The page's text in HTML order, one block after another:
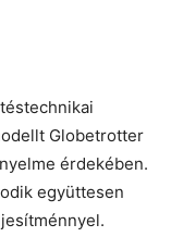
Globetrotter
érdekében.
együttesen